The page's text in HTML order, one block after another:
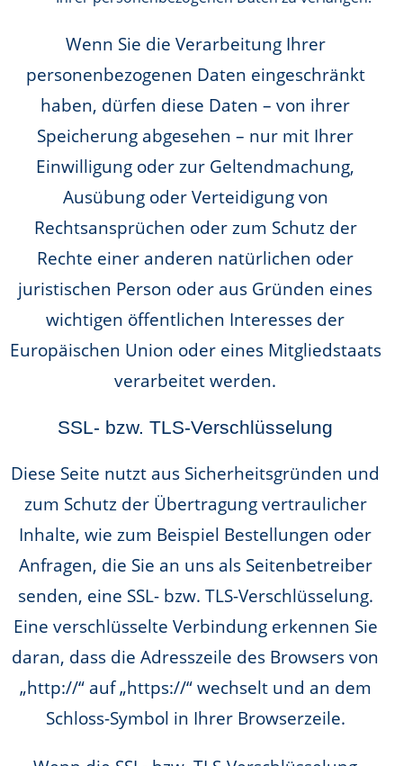
Wenn Sie die Verarbeitung Ihrer
personenbezogenen Daten eingeschränkt
haben, dürfen diese Daten – von ihrer
Speicherung abgesehen – nur mit Ihrer
Einwilligung oder zur Geltendmachung,
Ausübung oder Verteidigung von
Rechtsansprüchen oder zum Schutz der
Rechte einer anderen natürlichen oder
juristischen Person oder aus Gründen eines
wichtigen öffentlichen Interesses der
Europäischen Union oder eines Mitgliedstaats
verarbeitet werden.
SSL- bzw. TLS-Verschlüsselung
Diese Seite nutzt aus Sicherheitsgründen und
zum Schutz der Übertragung vertraulicher
Inhalte, wie zum Beispiel Bestellungen oder
Anfragen, die Sie an uns als Seitenbetreiber
senden, eine SSL- bzw. TLS-Verschlüsselung.
Eine verschlüsselte Verbindung erkennen Sie
daran, dass die Adresszeile des Browsers von
„http://“ auf „https://“ wechselt und an dem
Schloss-Symbol in Ihrer Browserzeile.